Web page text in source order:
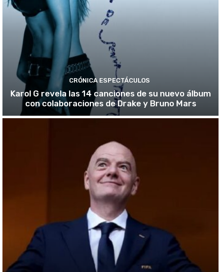
CRÓNICA ESPECTÁCULOS
Karol G revela las 14 canciones de su nuevo álbum
con colaboraciones de Drake y Bruno Mars